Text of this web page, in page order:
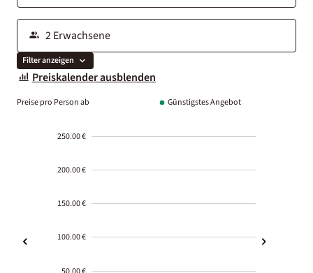
Filter anzeigen
Preiskalender ausblenden
Preise pro Person ab Günstigstes Angebot
250.00 €
200.00 €
150.00 €
100.00 €